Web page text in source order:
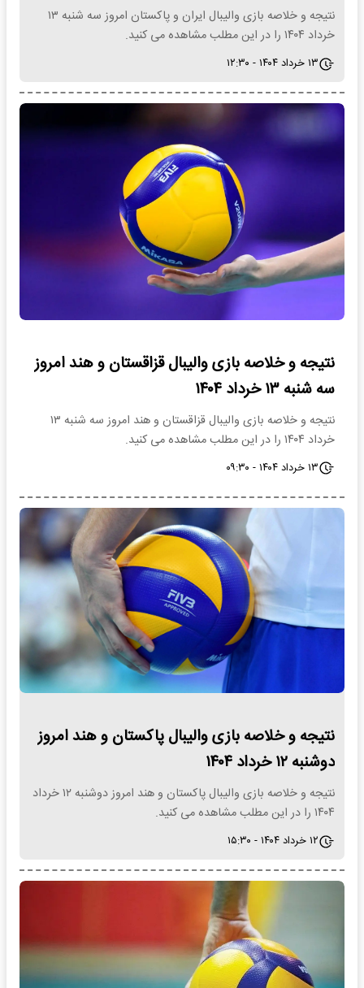
نتیجه و خلاصه بازی والیبال ایران و پاکستان امروز سه شنبه ۱۳
خرداد ۱۴۰۴ را در این مطلب مشاهده می کنید.
۱۳ خرداد ۱۴۰۴ - ۱۲:۳۰
نتیجه و خلاصه بازی والیبال قزاقستان و هند امروز
سه شنبه ۱۳ خرداد ۱۴۰۴
نتیجه و خلاصه بازی والیبال قزاقستان و هند امروز سه شنبه ۱۳
خرداد ۱۴۰۴ را در این مطلب مشاهده می کنید.
۱۳ خرداد ۱۴۰۴ - ۰۹:۳۰
نتیجه و خلاصه بازی والیبال پاکستان و هند امروز
دوشنبه ۱۲ خرداد ۱۴۰۴
نتیجه و خلاصه بازی والیبال پاکستان و هند امروز دوشنبه ۱۲ خرداد
۱۴۰۴ را در این مطلب مشاهده می کنید.
۱۲ خرداد ۱۴۰۴ - ۱۵:۳۰